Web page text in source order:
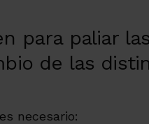
para paliar
de las
necesario: